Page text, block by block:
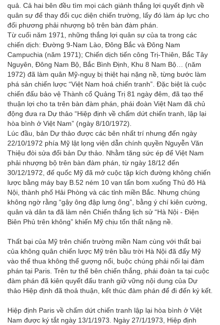
quả. Cả hai bên đều tìm mọi cách giành thắng lợi quyết định về
quân sự để thay đổi cục diện chiến trường, lấy đó làm áp lực cho
đối phương phải nhượng bộ trên bàn đàm phán.
Từ cuối năm 1971, những thắng lợi quân sự của ta trong các
chiến dịch: Đường 9-Nam Lào, Đông Bắc và Đông Nam
Campuchia (năm 1971); Chiến dịch tiến công Trị-Thiên, Bắc Tây
Nguyên, Đông Nam Bộ, Bắc Bình Định, Khu 8 Nam Bộ… (năm
1972) đã làm quân Mỹ-nguỵ bị thiệt hại nặng nề, từng bước làm
phá sản chiến lược “Việt Nam hoá chiến tranh”. Đặc biệt là cuộc
chiến đấu bảo vệ Thành cổ Quảng Trị 81 ngày đêm, đã tạo thế
thuận lợi cho ta trên bàn đàm phán, phái đoàn Việt Nam đã chủ
động đưa ra Dự thảo “Hiệp định về chấm dứt chiến tranh, lập lại
hòa bình ở Việt Nam” (ngày 8/10/1972).
Lúc đầu, bản Dự thảo được các bên nhất trí nhưng đến ngày
22/10/1972 phía Mỹ lật lọng viện dẫn chính quyền Nguyễn Văn
Thiệu đòi sửa đổi bản Dự thảo. Nhằm tăng sức ép để Việt Nam
phải nhượng bộ trên bàn đàm phán, từ ngày 18/12 đến
30/12/1972, đế quốc Mỹ đã mở cuộc tập kích đường không chiến
lược bằng máy bay B.52 ném 10 vạn tấn bom xuống Thủ đô Hà
Nội, thành phố Hải Phòng và các tỉnh miền Bắc. Nhưng chúng
không ngờ rằng “gậy ông đập lưng ông”, bằng ý chí kiên cường,
quân và dân ta đã làm nên Chiến thắng lịch sử “Hà Nội - Điện
Biên Phủ trên không” khiến Mỹ chịu tổn thất nặng nề.
Thất bại của Mỹ trên chiến trường miền Nam cùng với thất bại
của không quân chiến lược Mỹ trên bầu trời Hà Nội đã đẩy Mỹ
vào thế thua không thể gượng nổi, buộc chúng phải nối lại đàm
phán tại Paris. Trên tư thế bên chiến thắng, phái đoàn ta tại cuộc
đàm phán đã kiên quyết đấu tranh giữ vững nội dung của Dự
thảo Hiệp định đã thoả thuận, kết thúc đàm phán để đi đến ký kết.
Hiệp định Paris về chấm dứt chiến tranh lập lại hòa bình ở Việt
Nam được ký tắt ngày 13/1/1973. Ngày 27/1/1973, Hiệp định